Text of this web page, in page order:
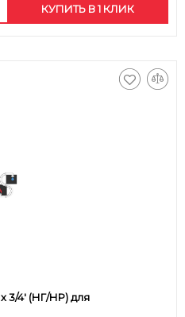
КУПИТЬ В 1 КЛИК
3/4' (НГ/НР) для